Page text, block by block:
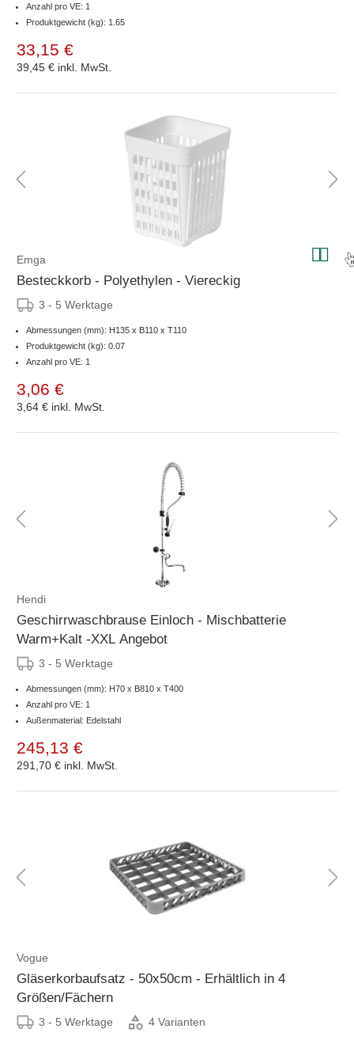
Anzahl pro VE: 1
Produktgewicht (kg): 1.65
33,15 €
39,45 € inkl. MwSt.
Emga
Besteckkorb - Polyethylen - Viereckig
3 - 5 Werktage
Abmessungen (mm): H135 x B110 x T110
Produktgewicht (kg): 0.07
Anzahl pro VE: 1
3,06 €
3,64 € inkl. MwSt.
Hendi
Geschirrwaschbrause Einloch - Mischbatterie
Warm+Kalt -XXL Angebot
3 - 5 Werktage
Abmessungen (mm): H70 x B810 x T400
Anzahl pro VE: 1
Außenmaterial: Edelstahl
245,13 €
291,70 € inkl. MwSt.
Vogue
Gläserkorbaufsatz - 50x50cm - Erhältlich in 4
Größen/Fächern
3 - 5 Werktage 4 Varianten